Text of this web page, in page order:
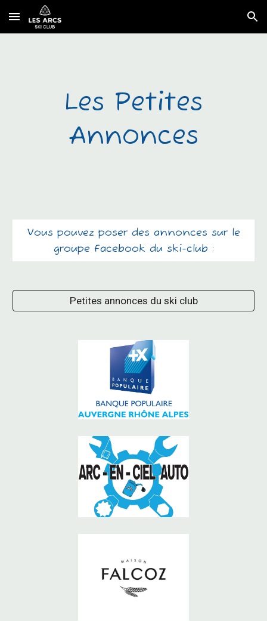
Skip to main content Skip to navigation
Les Petites
Annonces
Vous pouvez poser des annonces sur le
groupe Facebook du ski-club :
Petites annonces du ski club